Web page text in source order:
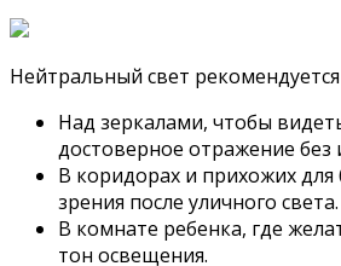
Нейтральный свет
Над зеркалами, чтобы
достоверное отражение без
В коридорах и прихожих
зрения после уличного света.
В комнате ребенка, где
тон освещения.